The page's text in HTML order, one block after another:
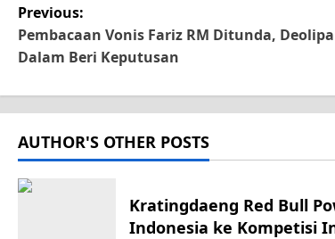
P
o
s
t
n
Previous:
Pembacaan Vonis Fariz RM Ditunda,
Dalam Beri Keputusan
AUTHOR'S OTHER POSTS
Kratingdaeng Red Bull
Indonesia ke Kompetisi